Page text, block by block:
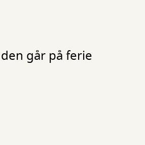
går på ferie